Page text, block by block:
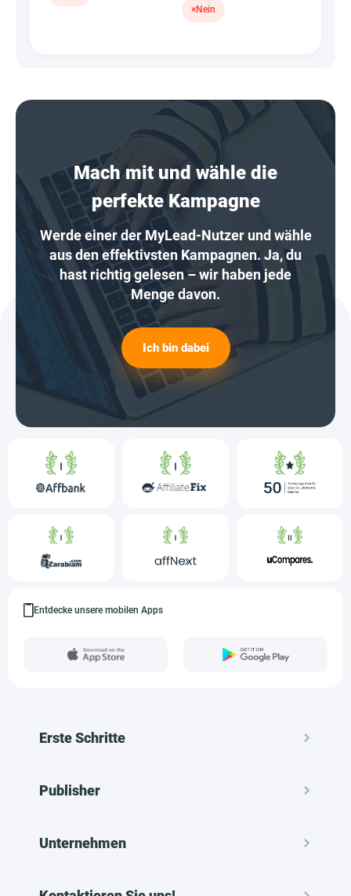
×Nein
Mach mit und wähle die
perfekte Kampagne
Werde einer der MyLead-Nutzer und wähle
aus den effektivsten Kampagnen. Ja, du
hast richtig gelesen – wir haben jede
Menge davon.
Ich bin dabei
Entdecke unsere mobilen Apps
Erste Schritte
Publisher
Unternehmen